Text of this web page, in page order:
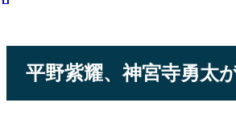
平野紫耀、神宮寺勇太